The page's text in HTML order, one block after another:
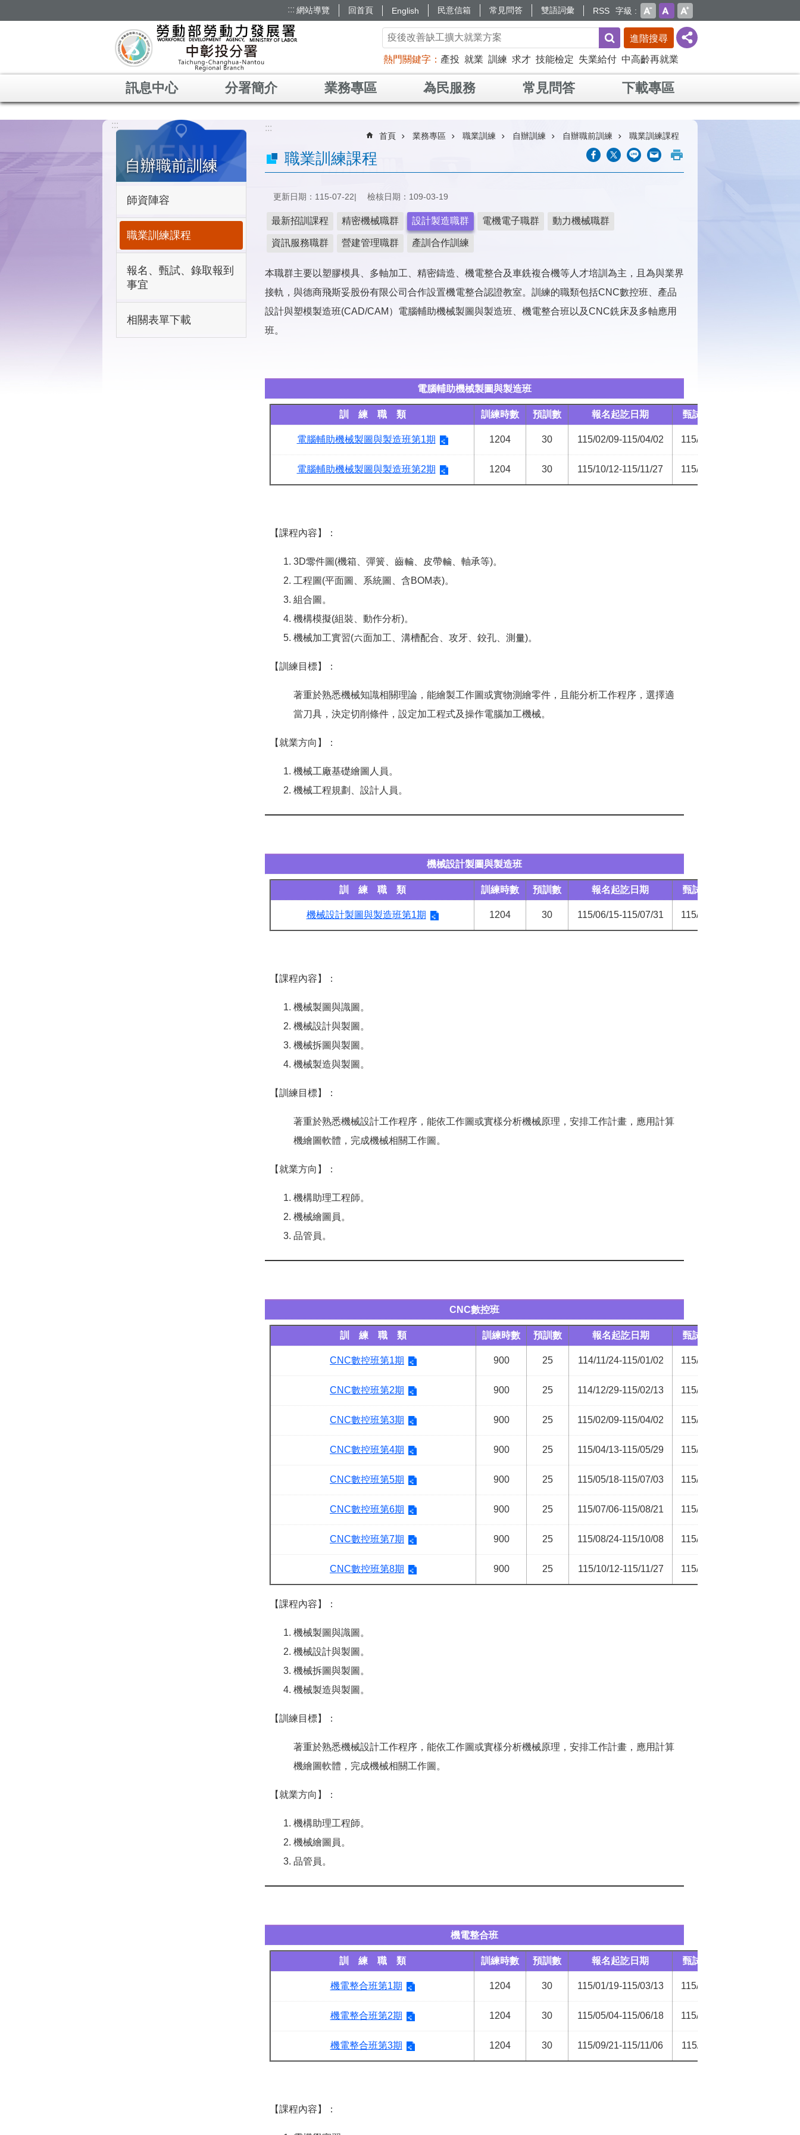
::: 網站導覽 回首頁 English 民意信箱 常見問答 雙語詞彙 RSS 字級
進階搜尋
熱門關鍵字 產投 就業 訓練 求才 技能檢定 失業給付 中高齡再就業
訊息中心 分署簡介 業務專區 為民服務 常見問答 下載專區
:::
自辦職前訓練
師資陣容
職業訓練課程
報名、甄試、錄取報到
事宜
相關表單下載
:::
首頁 業務專區 職業訓練 自辦訓練 自辦職前訓練 職業訓練課程
職業訓練課程
更新日期：115-07-22 檢核日期：109-03-19
最新招訓課程 精密機械職群 設計製造職群 電機電子職群 動力機械職群
資訊服務職群 營建管理職群 產訓合作訓練
本職群主要以塑膠模具、多軸加工、精密鑄造、機電整合及車銑複合機等人才培訓為主，且為與業界
接軌，與德商飛斯妥股份有限公司合作設置機電整合認證教室。訓練的職類包括CNC數控班、產品
設計與塑模製造班(CAD/CAM）電腦輔助機械製圖與製造班、機電整合班以及CNC銑床及多軸應用
班。
電腦輔助機械製圖與製造班
訓 練 職 類 訓練時數 預訓數 報名起訖日期 甄試日期
電腦輔助機械製圖與製造班第1期 1204 30 115/02/09-115/04/02 115/04/15
電腦輔助機械製圖與製造班第2期 1204 30 115/10/12-115/11/27 115/12/09
【課程內容】：
3D零件圖(機箱、彈簧、齒輪、皮帶輪、軸承等)。
工程圖(平面圖、系統圖、含BOM表)。
組合圖。
機構模擬(組裝、動作分析)。
機械加工實習(六面加工、溝槽配合、攻牙、鉸孔、測量)。
【訓練目標】：
著重於熟悉機械知識相關理論，能繪製工作圖或實物測繪零件，且能分析工作程序，選擇適
當刀具，決定切削條件，設定加工程式及操作電腦加工機械。
【就業方向】：
機械工廠基礎繪圖人員。
機械工程規劃、設計人員。
機械設計製圖與製造班
訓 練 職 類 訓練時數 預訓數 報名起訖日期 甄試日期
機械設計製圖與製造班第1期 1204 30 115/06/15-115/07/31 115/08/12
【課程內容】：
機械製圖與識圖。
機械設計與製圖。
機械拆圖與製圖。
機械製造與製圖。
【訓練目標】：
著重於熟悉機械設計工作程序，能依工作圖或實樣分析機械原理，安排工作計畫，應用計算
機繪圖軟體，完成機械相關工作圖。
【就業方向】：
機構助理工程師。
機械繪圖員。
品管員。
CNC數控班
訓 練 職 類 訓練時數 預訓數 報名起訖日期 甄試日期
CNC數控班第1期 900 25 114/11/24-115/01/02 115/01/21
CNC數控班第2期 900 25 114/12/29-115/02/13 115/03/04
CNC數控班第3期 900 25 115/02/09-115/04/02 115/04/15
CNC數控班第4期 900 25 115/04/13-115/05/29 115/06/10
CNC數控班第5期 900 25 115/05/18-115/07/03 115/07/15
CNC數控班第6期 900 25 115/07/06-115/08/21 115/09/02
CNC數控班第7期 900 25 115/08/24-115/10/08 115/10/21
CNC數控班第8期 900 25 115/10/12-115/11/27 115/12/10
【課程內容】：
機械製圖與識圖。
機械設計與製圖。
機械拆圖與製圖。
機械製造與製圖。
【訓練目標】：
著重於熟悉機械設計工作程序，能依工作圖或實樣分析機械原理，安排工作計畫，應用計算
機繪圖軟體，完成機械相關工作圖。
【就業方向】：
機構助理工程師。
機械繪圖員。
品管員。
機電整合班
訓 練 職 類 訓練時數 預訓數 報名起訖日期 甄試日期
機電整合班第1期 1204 30 115/01/19-115/03/13 115/03/25
機電整合班第2期 1204 30 115/05/04-115/06/18 115/07/01
機電整合班第3期 1204 30 115/09/21-115/11/06 115/11/18
【課程內容】：